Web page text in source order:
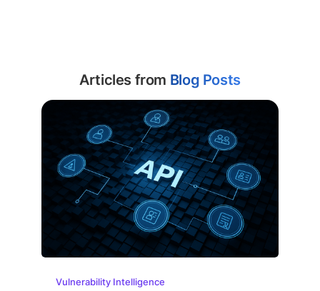
Articles from Blog Posts
Vulnerability Intelligence